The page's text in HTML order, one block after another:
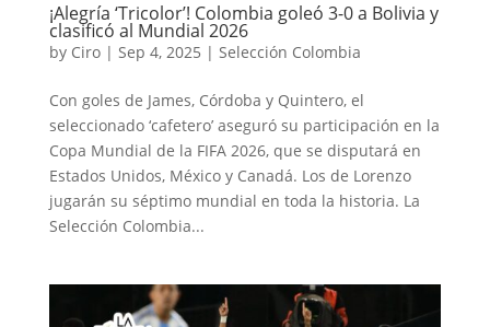
¡Alegría ‘Tricolor’! Colombia goleó 3-0 a Bolivia y
clasificó al Mundial 2026
by Ciro| Sep 4, 2025 | Selección Colombia
Con goles de James, Córdoba y Quintero, el
seleccionado ‘cafetero’ aseguró su participación en la
Copa Mundial de la FIFA 2026, que se disputará en
Estados Unidos, México y Canadá. Los de Lorenzo
jugarán su séptimo mundial en toda la historia. La
Selección Colombia...